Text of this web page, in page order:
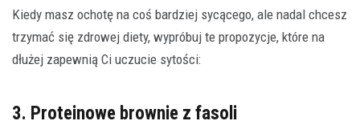
Kiedy masz ochotę na coś bardziej sycącego, ale nadal chcesz
trzymać się zdrowej diety, wypróbuj te propozycje, które na
dłużej zapewnią Ci uczucie sytości:
3. Proteinowe brownie z fasoli